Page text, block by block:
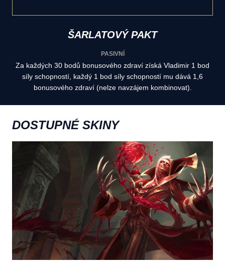
ŠARLATOVÝ PAKT
PASIVNÍ
Za každých 30 bodů bonusového zdraví získá Vladimir 1 bod
síly schopností, každý 1 bod síly schopností mu dává 1,6
bonusového zdraví (nelze navzájem kombinovat).
DOSTUPNÉ SKINY